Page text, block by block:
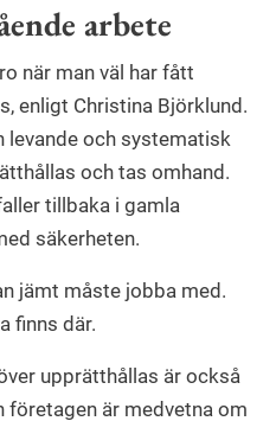
arbete
när man väl har fått
enligt Christina Björklund.
levande och systematisk
och tas omhand.
tillbaka i gamla
säkerheten.
jämt måste jobba med.
finns där.
upprätthållas är också
företagen är medvetna om